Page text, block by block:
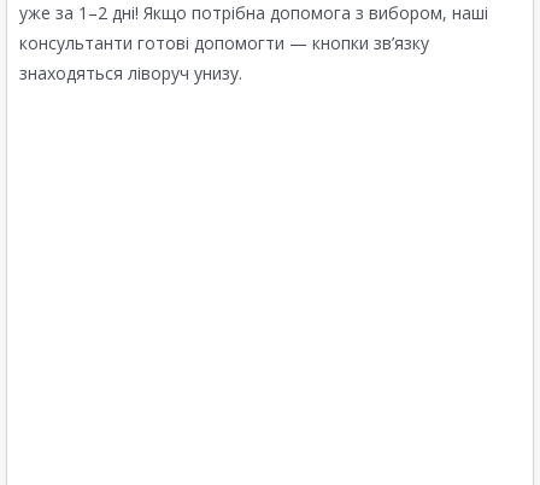
уже за 1–2 дні! Якщо потрібна допомога з вибором, наші
консультанти готові допомогти — кнопки зв’язку
знаходяться ліворуч унизу.